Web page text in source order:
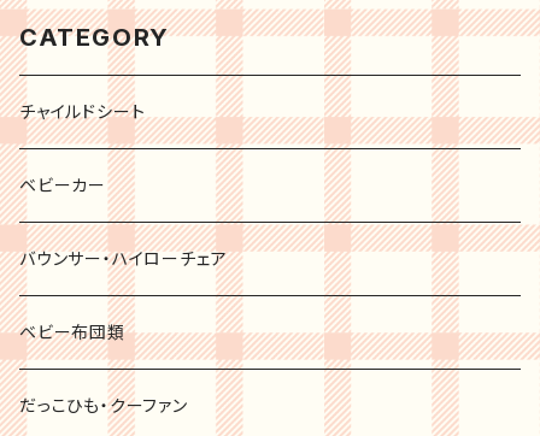
CATEGORY
チャイルドシート
ベビーカー
バウンサー・ハイローチェア
ベビー布団類
だっこひも・クーファン